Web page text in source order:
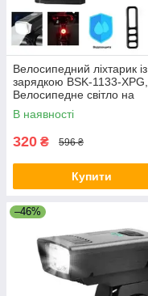
Велосипедний ліхтарик із
зарядкою BSK-1133-XPG,
Велосипедне світло на
кермо, Фара led для
велосипеда OF-30
В наявності
320 ₴ 596 ₴
Купити
–46%